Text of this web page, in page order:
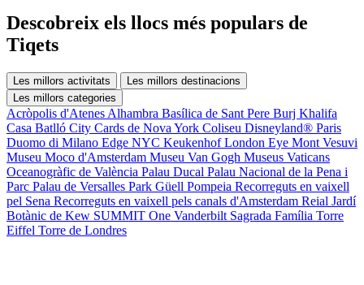
Descobreix els llocs més populars de
Tiqets
Les millors activitats
Les millors destinacions
Les millors categories
Acròpolis d'Atenes Alhambra Basílica de Sant Pere Burj Khalifa
Casa Batlló City Cards de Nova York Coliseu Disneyland® Paris
Duomo di Milano Edge NYC KeukenhofLondon Eye Mont Vesuvi
Museu Moco d'Amsterdam Museu Van Gogh Museus Vaticans
Oceanogràfic de València Palau Ducal Palau Nacional de la Pena i
Parc Palau de Versalles Park Güell Pompeia Recorreguts en vaixell
pel Sena Recorreguts en vaixell pels canals d'Amsterdam Reial Jardí
Botànic de Kew SUMMIT One Vanderbilt Sagrada Família Torre
Eiffel Torre de Londres